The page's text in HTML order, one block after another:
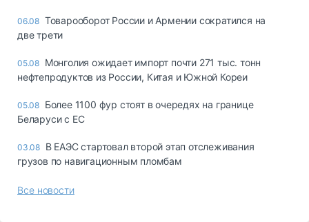
06.08 Товарооборот России и Армении сократился на
две трети
05.08 Монголия ожидает импорт почти 271 тыс. тонн
нефтепродуктов из России, Китая и Южной Кореи
05.08 Более 1100 фур стоят в очередях на границе
Беларуси с ЕС
03.08 В ЕАЭС стартовал второй этап отслеживания
грузов по навигационным пломбам
Все новости